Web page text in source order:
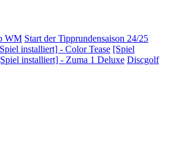
WM Start der Tipprundensaison 24/25
installiert] - Color Tease [Spiel
installiert] - Zuma 1 Deluxe Discgolf